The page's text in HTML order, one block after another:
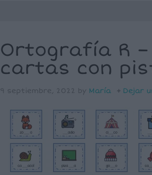
Ortografía R –
cartas con
9 septiembre, 2022 by María Dejar